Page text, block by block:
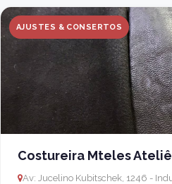
AJUSTES & CONSERTOS
Costureira Mteles Ateliê